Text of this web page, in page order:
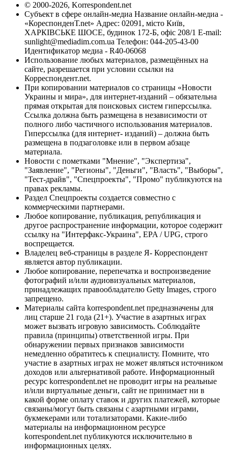
© 2000-2026, Korrespondent.net
Субъект в сфере онлайн-медиа Название онлайн-медиа -
«КореспонденТ.net» Адрес: 02091, місто Київ,
ХАРКІВСЬКЕ ШОСЕ, будинок 172-Б, офіс 208/1 E-mail:
sunlight@mediadim.com.ua Телефон: 044-205-43-00
Идентификатор медиа - R40-06068
Использование любых материалов, размещённых на
сайте, разрешается при условии ссылки на
Корреспондент.net.
При копировании материалов со страницы «Новости
Украины и мира», для интернет-изданий – обязательна
прямая открытая для поисковых систем гиперссылка.
Ссылка должна быть размещена в независимости от
полного либо частичного использования материалов.
Гиперссылка (для интернет- изданий) – должна быть
размещена в подзаголовке или в первом абзаце
материала.
Новости с пометками "Мнение", "Экспертиза",
"Заявление", "Регионы", "Деньги", "Власть", "Выборы",
"Тест-драйв", "Спецпроекты", "Промо" публикуются на
правах рекламы.
Раздел Спецпроекты создается совместно с
коммерческими партнерами.
Любое копирование, публикация, републикация и
другое распространение информации, которое содержит
ссылку на "Интерфакс-Украина", EPA / UPG, строго
воспрещается.
Владелец веб-страницы в разделе Я- Корреспондент
является автор публикации.
Любое копирование, перепечатка и воспроизведение
фотографий и/или аудиовизуальных материалов,
принадлежащих правообладателю Getty Images, строго
запрещено.
Материалы сайта korrespondent.net предназначены для
лиц старше 21 года (21+). Участие в азартных играх
может вызвать игровую зависимость. Соблюдайте
правила (принципы) ответственной игры. При
обнаружении первых признаков зависимости
немедленно обратитесь к специалисту. Помните, что
участие в азартных играх не может являться источником
доходов или альтернативой работе. Информационный
ресурс korrespondent.net не проводит игры на реальные
и/или виртуальные деньги, сайт не принимает ни в
какой форме оплату ставок и других платежей, которые
связаны/могут быть связаны с азартными играми,
букмекерами или тотализаторами. Какие-либо
материалы на информационном ресурсе
korrespondent.net публикуются исключительно в
информационных целях.